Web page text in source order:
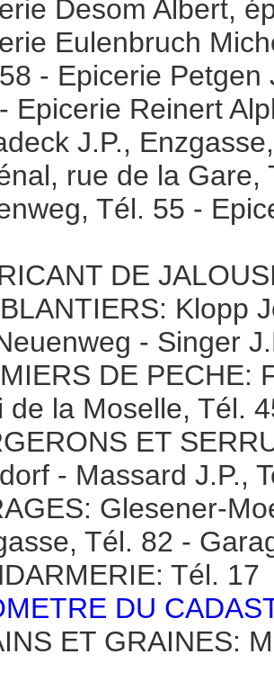
Desom Albert,
Eulenbruch
- Epicerie Petgen
Epicerie Reinert
J.P.,
rue de la Gare,
Tél. 55 -
DE
Klopp
- Singer
DE PECHE:
de la Moselle, Tél.
ET
- Massard J.P.,
Glesener-
Tél. 82 -
Tél. 17
DU
ET GRAINES: